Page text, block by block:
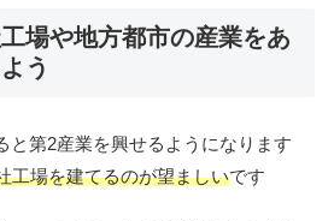
場や地方都市の産業をあ
う
と第2産業を興せるようになります
工場を建てるのが望ましいです